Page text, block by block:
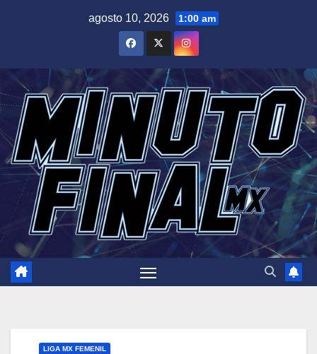
agosto 10, 2026 1:00 am
LIGA MX FEMENIL